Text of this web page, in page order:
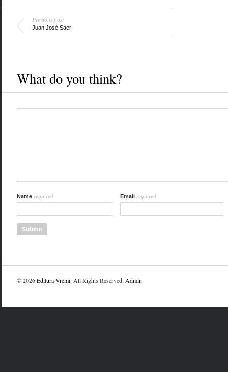
Previous post
Juan José Saer
What do you think?
Name required Email required
© 2026Editura Vremi. All Rights Reserved. Admin